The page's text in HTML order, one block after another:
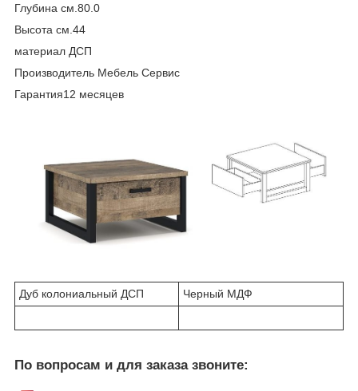
Глубина см.80.0
Высота см.44
материал ДСП
Производитель Мебель Сервис
Гарантия12 месяцев
Дуб колониальный ДСП Черный МДФ
По вопросам и для заказа звоните: